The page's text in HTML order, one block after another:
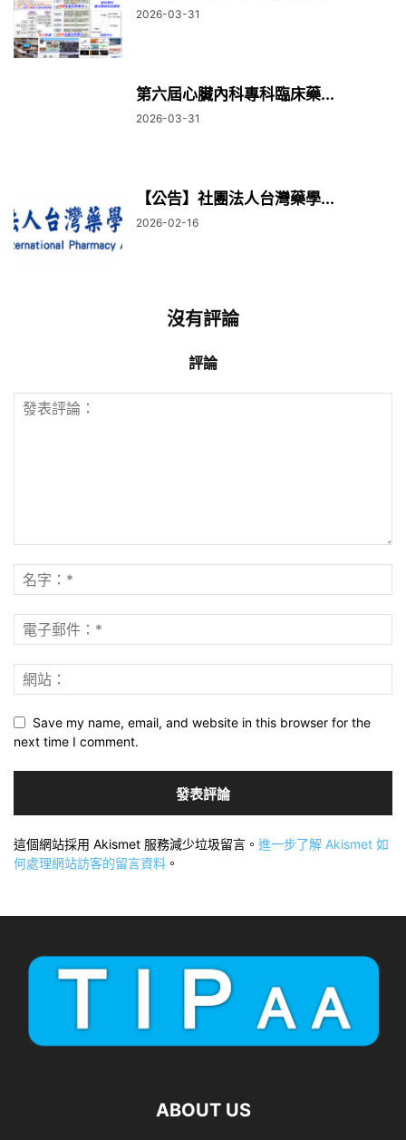
2026-03-31
第六屆心臟內科專科臨床藥...
2026-03-31
【公告】社團法人台灣藥學...
2026-02-16
沒有評論
評論
Save my name, email, and website in this browser for the
next time I comment.
這個網站採用 Akismet 服務減少垃圾留言。 進一步了解 Akismet 如
何處理網站訪客的留言資料 。
ABOUT US